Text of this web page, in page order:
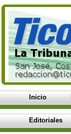
Inicio
Editoriales